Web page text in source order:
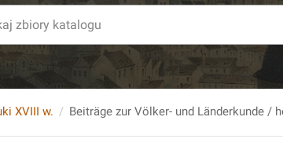
XVIII w.